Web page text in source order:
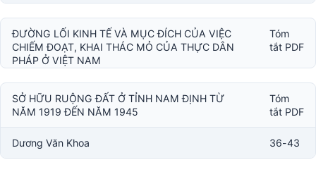
ĐƯỜNG LỐI KINH TẾ VÀ MỤC ĐÍCH CỦA VIỆC
CHIẾM ĐOẠT, KHAI THÁC MỎ CỦA THỰC DÂN
PHÁP Ở VIỆT NAM
Tóm
tắt PDF
Tạ Thị Thúy
SỞ HỮU RUỘNG ĐẤT Ở TỈNH NAM ĐỊNH TỪ
NĂM 1919 ĐẾN NĂM 1945
Tóm
tắt PDF
Dương Văn Khoa 36-43